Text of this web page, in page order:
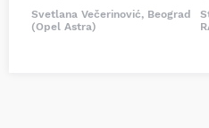
Svetlana Večerinović, Beograd
(Opel Astra)